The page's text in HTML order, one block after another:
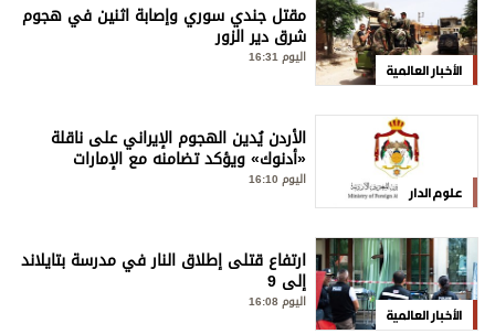
الأخبار العالمية
مقتل جندي سوري وإصابة اثنين في هجوم
شرق دير الزور
اليوم 16:31
علوم الدار
الأردن يُدين الهجوم الإيراني على ناقلة
«أدنوك» ويؤكد تضامنه مع الإمارات
اليوم 16:10
الأخبار العالمية
ارتفاع قتلى إطلاق النار في مدرسة بتايلاند
إلى 9
اليوم 16:08